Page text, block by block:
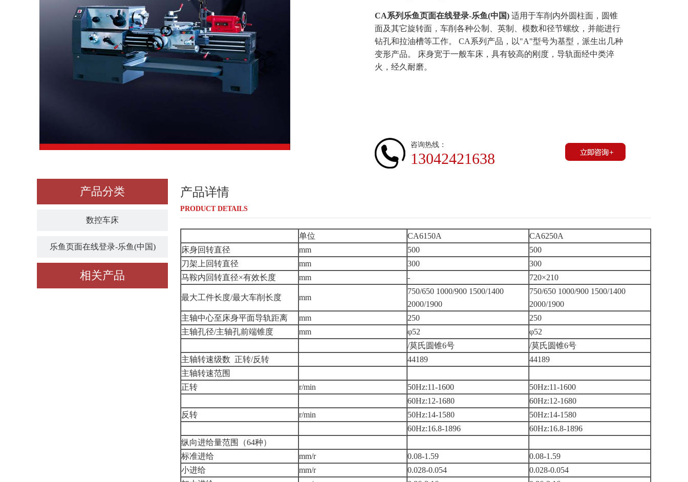
CA系列乐鱼页面在线登录-乐鱼(中国) 适用于车削内外圆柱面，圆锥
面及其它旋转面，车削各种公制、英制、模数和径节螺纹，并能进行
钻孔和拉油槽等工作。 CA系列产品，以"A"型号为基型，派生出几种
变形产品。 床身宽于一般车床，具有较高的刚度，导轨面经中类淬
火，经久耐磨。
咨询热线：
13042421638
产品分类
数控车床
乐鱼页面在线登录-乐鱼(中国)
相关产品
产品详情
PRODUCT DETAILS
单位 CA6150A
CA6250A
床身回转直径
mm 500
500
刀架上回转直径
mm 300
300
马鞍内回转直径×有效长度
mm - 720×210
最大工件长度/最大车削长度 mm
750/650 1000/900 1500/1400
2000/1900
750/650 1000/900 1500/1400
2000/1900
主轴中心至床身平面导轨距离
mm 250
250
主轴孔径/主轴孔前端锥度
mm φ52
φ52
/莫氏圆锥6号
/莫氏圆锥6号
主轴转速级数 正转/反转
44189
44189
主轴转速范围
正转
r/min 50Hz:11-1600
50Hz:11-1600
60Hz:12-1680
60Hz:12-1680
反转
r/min 50Hz:14-1580
50Hz:14-1580
60Hz:16.8-1896
60Hz:16.8-1896
纵向进给量范围（64种）
标准进给
mm/r 0.08-1.59
0.08-1.59
小进给
mm/r 0.028-0.054
0.028-0.054